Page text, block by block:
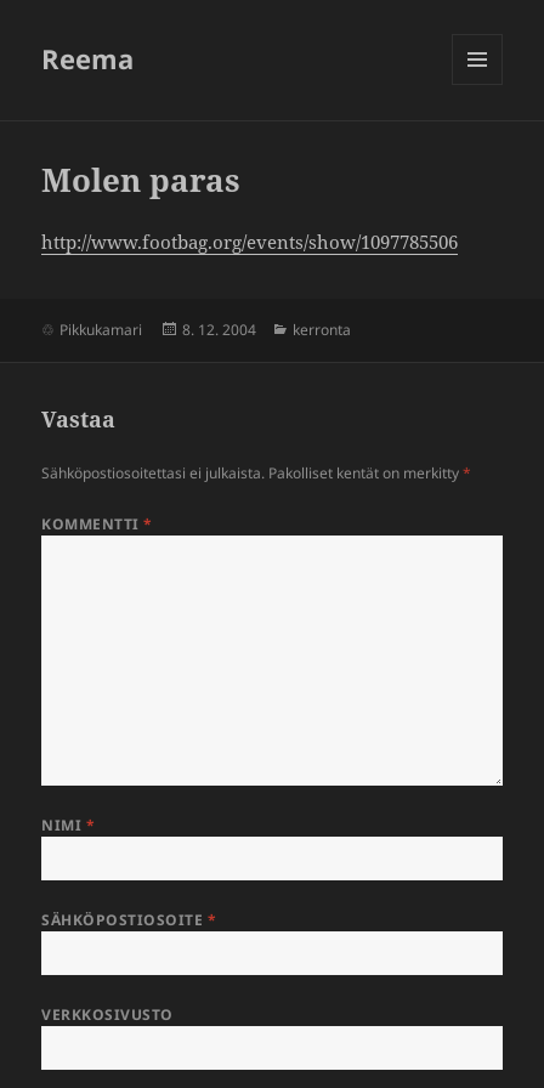
Reema
Molen paras
http://​www​.footbag​.org/​e​v​e​n​t​s​/​s​h​o​w​/​1​0​9​7​7​85506
Pikkukamari Julkaistu
8. 12. 2004 Kategoriat
kerronta
Vastaa
Sähköpostiosoitettasi ei julkaista. Pakolliset kentät on merkitty*
KOMMENTTI*
NIMI *
SÄHKÖPOSTIOSOITE *
VERKKOSIVUSTO